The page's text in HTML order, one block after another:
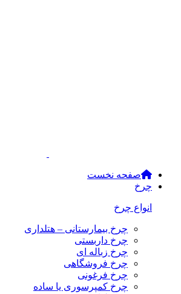
صفحه نخست
چرخ
انواع چرخ
چرخ بیمارستانی – هتلداری
چرخ داربستی
چرخ زباله ای
چرخ فروشگاهی
چرخ فرغونی
چرخ کمپرسوری یا ساده